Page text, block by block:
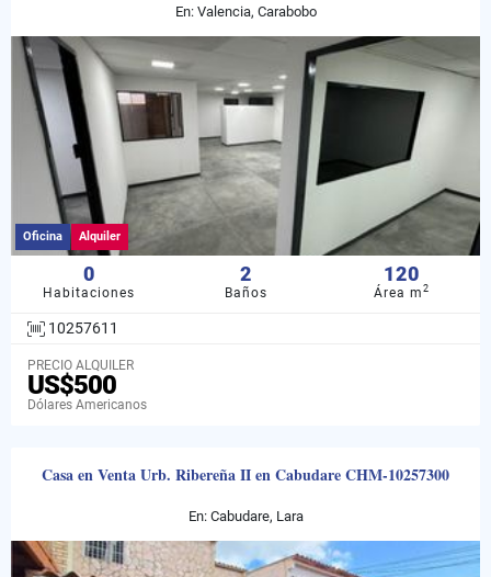
En: Valencia, Carabobo
Oficina Alquiler
0
Habitaciones
2
Baños
120
Área m2
10257611
PRECIO ALQUILER
US$500
Dólares Americanos
Casa en Venta Urb. Ribereña II en Cabudare CHM-10257300
En: Cabudare, Lara